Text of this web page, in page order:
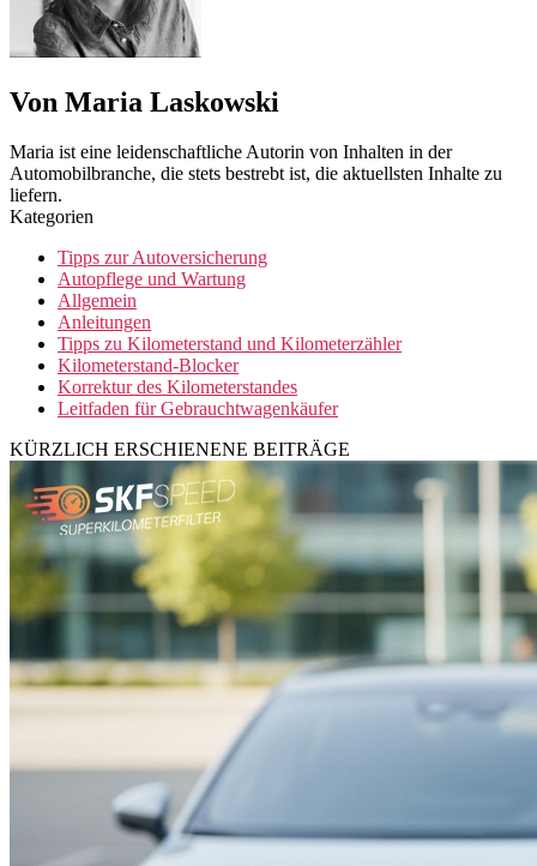
Von Maria Laskowski
Maria ist eine leidenschaftliche Autorin von Inhalten in der
Automobilbranche, die stets bestrebt ist, die aktuellsten Inhalte zu
liefern.
Kategorien
Tipps zur Autoversicherung
Autopflege und Wartung
Allgemein
Anleitungen
Tipps zu Kilometerstand und Kilometerzähler
Kilometerstand-Blocker
Korrektur des Kilometerstandes
Leitfaden für Gebrauchtwagenkäufer
KÜRZLICH ERSCHIENENE BEITRÄGE